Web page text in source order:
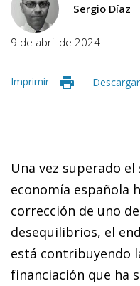
Sergio Díaz
9 de abril de 2024
Imprimir
Una vez superado el
economía española
corrección de uno
desequilibrios, el
está contribuyendo
financiación que ha